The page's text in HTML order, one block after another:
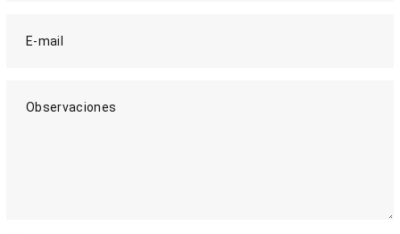
E-mail
Observaciones